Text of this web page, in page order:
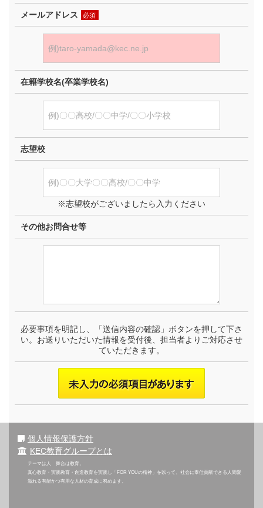
メールアドレス 必須
在籍学校名(卒業学校名)
志望校
※志望校がございましたら入力ください
その他お問合せ等
必要事項を明記し、「送信内容の確認」ボタンを押して下さ
い。お送りいただいた情報を受付後、担当者よりご対応させ
ていただきます。
個人情報保護方針
KEC教育グループとは
テーマは人 舞台は教育。
真心教育・実践教育・創造教育を実践し「FOR YOUの精神」を以って、社会に奉仕貢献できる人間愛
溢れる有能かつ有用な人材の育成に努めます。